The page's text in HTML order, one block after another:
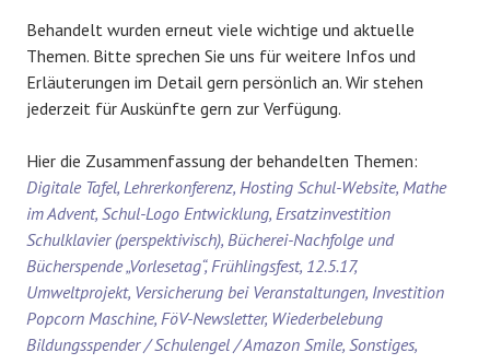
Behandelt wurden erneut viele wichtige und aktuelle
Themen. Bitte sprechen Sie uns für weitere Infos und
Erläuterungen im Detail gern persönlich an. Wir stehen
jederzeit für Auskünfte gern zur Verfügung.
Hier die Zusammenfassung der behandelten Themen:
Digitale Tafel, Lehrerkonferenz, Hosting Schul-Website, Mathe
im Advent, Schul-Logo Entwicklung, Ersatzinvestition
Schulklavier (perspektivisch), Bücherei-Nachfolge und
Bücherspende „Vorlesetag“, Frühlingsfest, 12.5.17,
Umweltprojekt, Versicherung bei Veranstaltungen, Investition
Popcorn Maschine, FöV-Newsletter, Wiederbelebung
Bildungsspender / Schulengel / Amazon Smile, Sonstiges,